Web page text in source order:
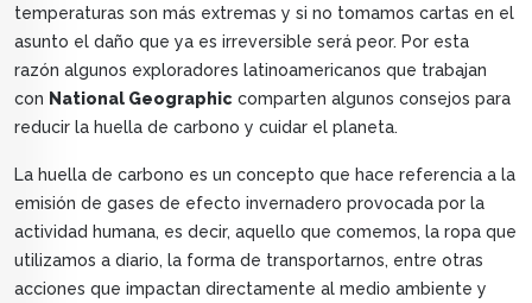
temperaturas son más extremas y si no tomamos cartas en el
asunto el daño que ya es irreversible será peor. Por esta
razón algunos exploradores latinoamericanos que trabajan
con National Geographic comparten algunos consejos para
reducir la huella de carbono y cuidar el planeta.
La huella de carbono es un concepto que hace referencia a la
emisión de gases de efecto invernadero provocada por la
actividad humana, es decir, aquello que comemos, la ropa que
utilizamos a diario, la forma de transportarnos, entre otras
acciones que impactan directamente al medio ambiente y